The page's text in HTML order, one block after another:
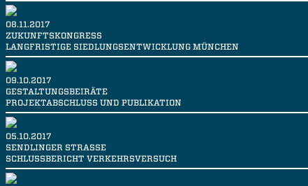
08.11.2017
ZUKUNFTSKONGRESS
LANGFRISTIGE SIEDLUNGSENTWICKLUNG MÜNCHEN
09.10.2017
GESTALTUNGSBEIRÄTE
PROJEKTABSCHLUSS UND PUBLIKATION
05.10.2017
SENDLINGER STRASSE
SCHLUSSBERICHT VERKEHRSVERSUCH